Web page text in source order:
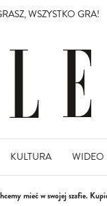
WSZYSTKO GRA!
KULTURA WIDEO
mieć w swojej szafie.